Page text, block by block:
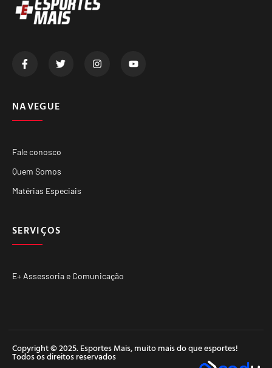
NAVEGUE
Fale conosco
Quem Somos
Matérias Especiais
SERVIÇOS
E+ Assessoria e Comunicação
Copyright © 2025. Esportes Mais, muito mais do que esportes!
Todos os direitos reservados